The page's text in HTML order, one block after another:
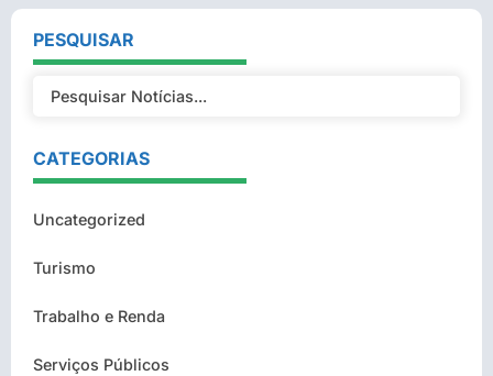
PESQUISAR
CATEGORIAS
Uncategorized
Turismo
Trabalho e Renda
Serviços Públicos